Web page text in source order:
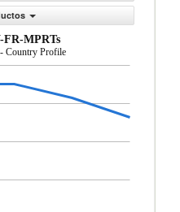
FR-MPRTs
Country Profile